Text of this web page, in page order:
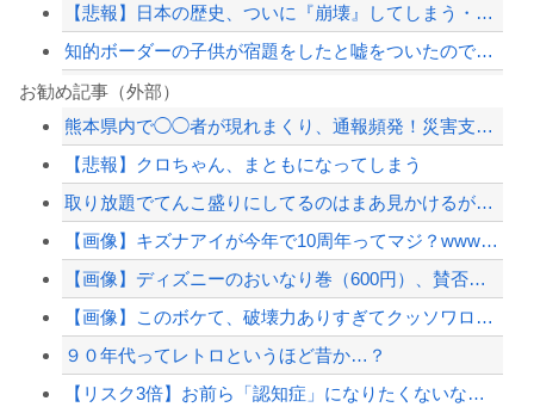
【悲報】日本の歴史、ついに『崩壊』してしまう・・・・・
知的ボーダーの子供が宿題をしたと嘘をついたので、夜中にやらせて先に寝たら夫に殴ら...
【悲報】内田りこ「社会に戻りたいです」
（ ´_ゝ`）中道幹事長、食料品消費税2年間1%の閣議決定を批判 → 記者「中道...
暴力行為法違反の疑いで、毎日新聞記者を逮捕
【悲報】嫁に15年間嘘つかれてて心が壊れてるから相手してくれ
【配信者】「金バエ」のSNS更新が1週間途絶え、様々な憶測が飛び交う。1週間ぶり...
【緊急速報】NYで警官が黒人男性の首を絞め、暴動第二波不可避へ
お勧め記事（外部）
熊本県内で◯◯者が現れまくり、通報頻発！災害支援にも悪影響が及んでしまう…
【悲報】クロちゃん、まともになってしまう
取り放題でてんこ盛りにしてるのはまあ見かけるが持ち帰りはなしでしょう、、、
【画像】キズナアイが今年で10周年ってマジ？wwwwwwwwwwwwwwwww
【画像】ディズニーのおいなり巻（600円）、賛否両論ｗｗｗｗｗｗｗｗｗ
【画像】このボケて、破壊力ありすぎてクッソワロタｗｗｗｗｗｗｗｗｗ
９０年代ってレトロというほど昔か…？
【リスク3倍】お前ら「認知症」になりたくないなら酒をやめろ